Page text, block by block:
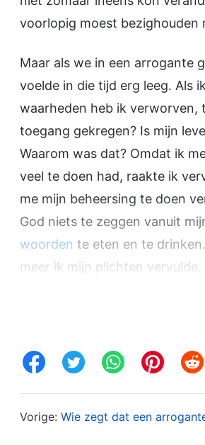
voorlopig moest bezighouden
Maar als we in een arrogante
voelde in die tijd erg leeg. Als
waarheden heb ik verworven,
toegang gekregen? Is mijn
Waarom was dat? Omdat ik
veel te doen had, raakte ik
me mijn beheersing te doen
God niets te zeggen vanuit
woorden te eten en te
meer ik mijn plichten
Op een keer, toen de
hoe ik het geld van de kerk
worden besteed, ik dat niet
Vorige: Wie zegt dat een